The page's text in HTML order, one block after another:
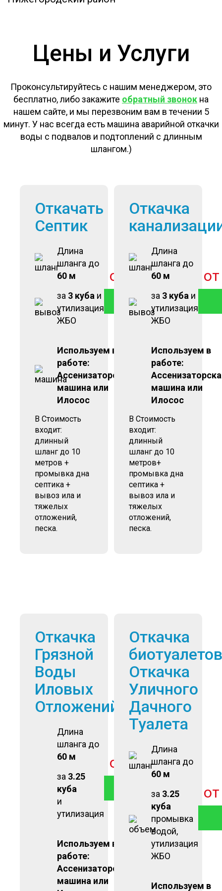
Цены и Услуги
Проконсультируйтесь с нашим менеджером, это
бесплатно, либо закажите обратный звонок на
нашем сайте, и мы перезвоним вам в течении 5
минут. У нас всегда есть машина аварийной откачки
воды с подвалов и подтоплений с длинным
шлангом.)
Откачать
Септик
Длина
шланга до
60 м
за 3 куба и
утилизация
ЖБО
от 2 900руб
ЗАКАЗАТЬ
Используем в
работе:
Ассенизаторская
машина или
Илосос
В Стоимость
входит:
длинный
шланг до 10
метров +
промывка дна
септика +
вывоз ила и
тяжелых
отложений,
песка.
Откачка
Длина
шланга до
60 м
за 3 куба и
утилизация
ЖБО
Используем в
работе:
машина или
Илосос
В Стоимость
входит:
длинный
шланг до 10
метров+
промывка дна
септика +
вывоз ила и
тяжелых
отложений,
песка.
Откачка
Грязной
Воды
Иловых
Отложений
Длина
шланга до
60 м
за 3.25
куба
и
утилизация
от 2 500руб
ЗАКАЗАТЬ
Используем в
работе:
Ассенизаторская
машина или
Откачка
биотуалетов
Откачка
Уличного
Дачного
Туалета
Длина
шланга до
60 м
за 3.25
куба
промывка
водой,
утилизация
ЖБО
Используем в